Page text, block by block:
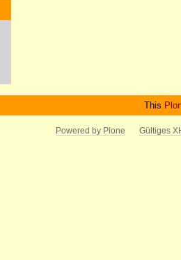
This
Powered by Plone Gültiges